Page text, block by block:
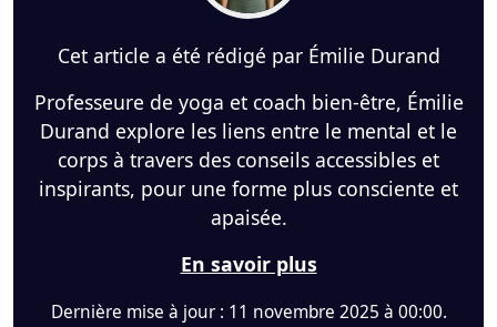
Cet article a été rédigé par Émilie Durand
Professeure de yoga et coach bien-être, Émilie
Durand explore les liens entre le mental et le
corps à travers des conseils accessibles et
inspirants, pour une forme plus consciente et
apaisée.
En savoir plus
Dernière mise à jour : 11 novembre 2025 à 00:00.